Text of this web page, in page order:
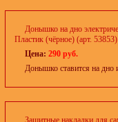
Донышко на дно
Пластик (чёрное) (арт. 53853)
Цена: 290 руб.
Донышко ставится на дно
Защитные накладки для